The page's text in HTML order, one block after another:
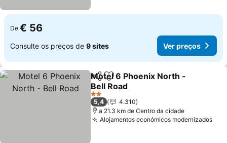
De € 56
Consulte os preços de 9 sites Ver preços
PartilharAdicionar aos favoritos
Motel 6 Phoenix North -
Bell Road
2 Estrelas
5,4
4.310
a 21.3 km de Centro da cidade
Alojamentos económicos modernizados